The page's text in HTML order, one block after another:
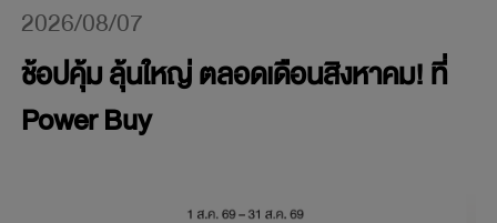
ช้อปคุ้ม ลุ้นใหญ่ ตลอดเดือนสิงหาคม! ที่
Power Buy
2026/08/07